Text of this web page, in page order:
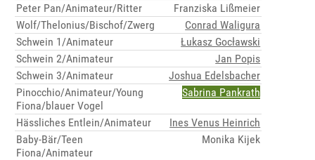
Peter Pan/Animateur/Ritter
Franziska Lißmeier
Wolf/Thelonius/Bischof/Zwerg
Conrad Waligura
Schwein 1/Animateur
Łukasz Gocławski
Schwein 2/Animateur
Jan Popis
Schwein 3/Animateur
Joshua Edelsbacher
Pinocchio/Animateur/Young
Fiona/blauer Vogel
Sabrina Pankrath
Hässliches Entlein/Animateur
Ines Venus Heinrich
Baby-Bär/Teen
Fiona/Animateur
Monika Kijek